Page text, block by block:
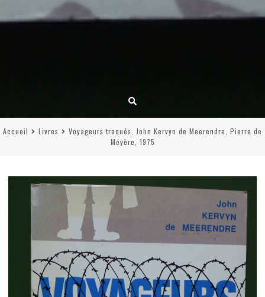
Accueil Livres
Voyageurs traqués, John Kervyn de Meerendre, Pierre de
Méyère, 1975